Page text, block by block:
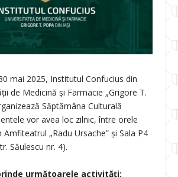
mai 2025, Institutul Confucius din
de Medicină și Farmacie „Grigore T.
Săptămâna Culturală
vor avea loc zilnic, între orele
Amfiteatrul „Radu Ursache” și Sala P4
Săulescu nr. 4).
următoarele activități: